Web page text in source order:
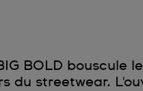
BOLD bouscule
du streetwear.